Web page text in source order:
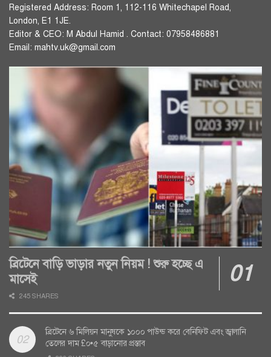
Registered Address: Room 1, 112-116 Whitechapel Road,
London, E1 1JE.
Editor & CEO: M Abdul Hamid . Contact: 07958486881
Email: mahtv.uk@gmail.com
ব্রিটেনে বাড়ি ভাড়ার নতুন নিয়ম ! শুরু হচ্ছে এ
মাসেই
245 SHARES
ব্রিটেনে ৬ মিলিয়ন মানুষকে ১০০০ পাউন্ড করে বেনিফিট এবং জ্বালানি
তেলের দাম £০•৫ বাড়ানোর প্রস্তাব